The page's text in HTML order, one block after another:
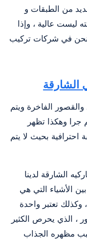
من الطبقات و
ليست عالية ، وإذا
فنحن في شركات تركيب
الشارقة
والقصور الفاخرة ويتم
جرا وهكذا تظهر
بحيث لا يتم
الشارقة لدينا
الأشياء التي هي
تعتبر واحدة
، الذي يحرص الكثير
مظهره الجذاب